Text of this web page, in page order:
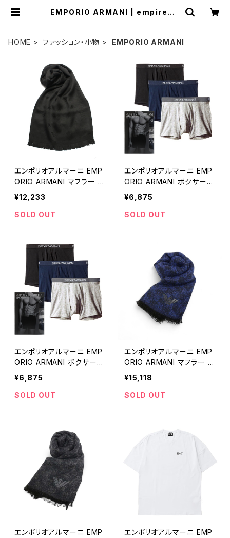
EMPORIO ARMANI | empirewa
HOME ファッション・小物 EMPORIO ARMANI
エンポリオアルマーニ EMP
ORIO ARMANI マフラー ス
トール 625009 8P306 0
0020 メンズ BLACK ブラッ
ク
¥12,233
SOLD OUT
エンポリオアルマーニ EMP
ORIO ARMANI ボクサーパ
ンツ 111611-CC722-9423
5-M メンズ ブラック 3枚セ
ット 下着
¥6,875
SOLD OUT
エンポリオアルマーニ EMP
ORIO ARMANI ボクサーパ
ンツ 111611-CC722-9423
5-L メンズ ブラック 3枚セッ
ト 下着
¥6,875
SOLD OUT
エンポリオアルマーニ EMP
ORIO ARMANI マフラー 6
25247-2F322-00033 メ
ンズ ロイヤルブルー マフラ
ー
¥15,118
SOLD OUT
エンポリオアルマーニ EMP
エンポリオアルマーニ EMP